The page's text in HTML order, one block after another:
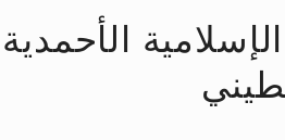
الجماعة >> المزيد
الجماعة >> المزيد
الرسائل المرسلة إلى